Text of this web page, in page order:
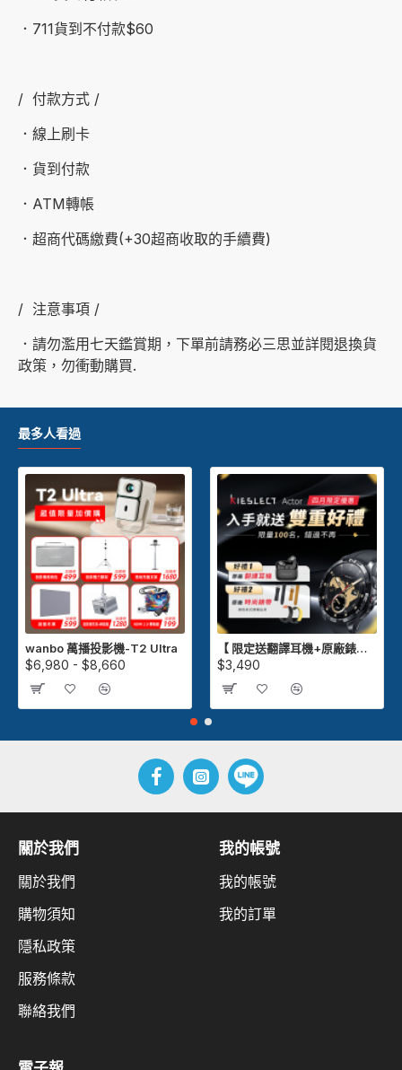
．711貨到不付款$60
/ 付款方式 /
．線上刷卡
．貨到付款
．ATM轉帳
．超商代碼繳費(+30超商收取的手續費)
/ 注意事項 /
．請勿濫用七天鑑賞期，下單前請務必三思並詳閱退換貨
政策，勿衝動購買.
最多人看過
wanbo 萬播投影機-T2 Ultra
$6,980 - $8,660
【 限定送翻譯耳機+原廠錶帶 】Kieslect Actor GPS 智慧運動陶瓷腕錶
$3,490
關於我們
關於我們
購物須知
隱私政策
服務條款
聯絡我們
我的帳號
我的帳號
我的訂單